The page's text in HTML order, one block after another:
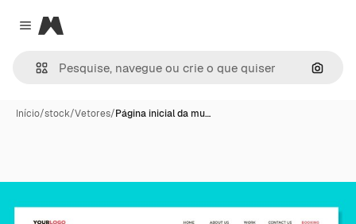
Close menu
Magnific
Início/stock/Vetores/Página inicial da mu…